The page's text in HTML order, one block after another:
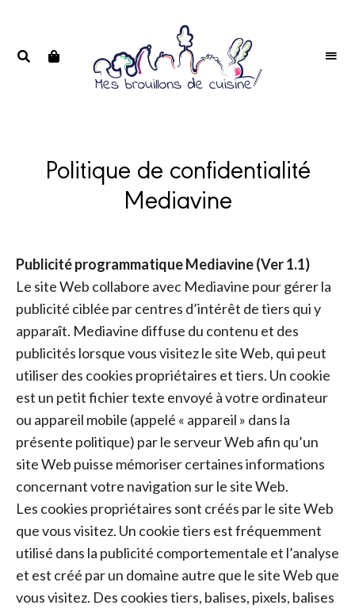
Politique de confidentialité
Mediavine
Publicité programmatique Mediavine (Ver 1.1)
Le site Web collabore avec Mediavine pour gérer la
publicité ciblée par centres d’intérêt de tiers qui y
apparaît. Mediavine diffuse du contenu et des
publicités lorsque vous visitez le site Web, qui peut
utiliser des cookies propriétaires et tiers. Un cookie
est un petit fichier texte envoyé à votre ordinateur
ou appareil mobile (appelé « appareil » dans la
présente politique) par le serveur Web afin qu’un
site Web puisse mémoriser certaines informations
concernant votre navigation sur le site Web.
Les cookies propriétaires sont créés par le site Web
que vous visitez. Un cookie tiers est fréquemment
utilisé dans la publicité comportementale et l’analyse
et est créé par un domaine autre que le site Web que
vous visitez. Des cookies tiers, balises, pixels, balises